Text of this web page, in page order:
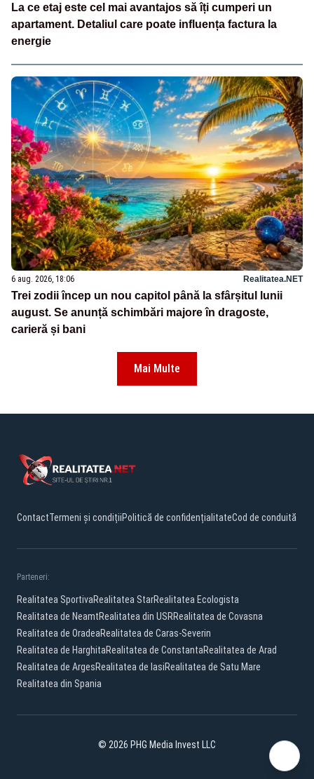
La ce etaj este cel mai avantajos să îți cumperi un
apartament. Detaliul care poate influența factura la
energie
6 aug. 2026, 18:06 Realitatea.NET
Trei zodii încep un nou capitol până la sfârșitul lunii
august. Se anunță schimbări majore în dragoste,
carieră și bani
Mai Multe
ContactTermeni și condițiiPolitică de confidențialitateCod de conduită
Parteneri:
Realitatea SportivaRealitatea StarRealitatea Ecologista
Realitatea de NeamtRealitatea din USRRealitatea de Covasna
Realitatea de OradeaRealitatea de Caras-Severin
Realitatea de HarghitaRealitatea de ConstantaRealitatea de Arad
Realitatea de ArgesRealitatea de IasiRealitatea de Satu Mare
Realitatea din Spania
© 2026 PHG Media Invest LLC